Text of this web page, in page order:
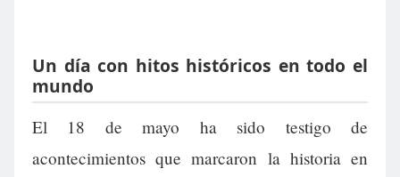
Un día con hitos históricos en todo el
mundo
El 18 de mayo ha sido testigo de
acontecimientos que marcaron la historia en